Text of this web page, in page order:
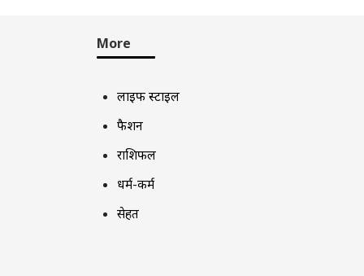
More
लाइफ स्टाइल
फैशन
राशिफल
धर्म-कर्म
सेहत